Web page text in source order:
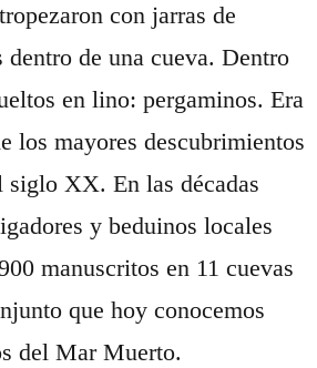
con jarras de
dentro de una cueva. Dentro
en lino: pergaminos. Era
los mayores descubrimientos
siglo XX. En las décadas
y beduinos locales
manuscritos en 11 cuevas
que hoy conocemos
del Mar Muerto.